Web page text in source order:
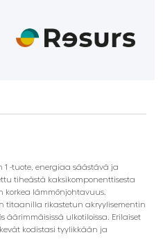
1 -tuote, energiaa säästävä ja
tiheästä kaksikomponenttisesta
lämmönjohtavuus.
titaanilla rikastetun akryylisementin
äärimmäisissä ulkotiloissa. Erilaiset
kodistasi tyylikkään ja